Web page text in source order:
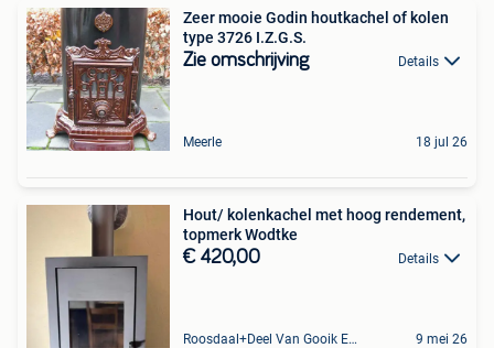
Zeer mooie Godin houtkachel of kolen
type 3726 I.Z.G.S.
Zie omschrijving Details
Meerle 18 jul 26
Hout/ kolenkachel met hoog rendement,
topmerk Wodtke
€ 420,00 Details
Roosdaal+Deel Van Gooik En Sint-Kwintens-Lennik 9 mei 26